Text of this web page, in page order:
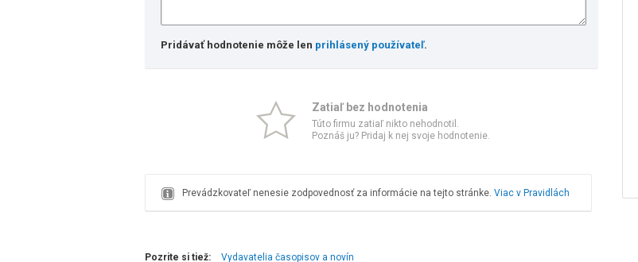
Pridávať hodnotenie môže len prihlásený používateľ.
Zatiaľ bez hodnotenia
Túto firmu zatiaľ nikto nehodnotil.
Poznáš ju? Pridaj k nej svoje hodnotenie.
Prevádzkovateľ nenesie zodpovednosť za informácie na tejto stránke. Viac v Pravidlách
Pozrite si tiež: Vydavatelia časopisov a novín